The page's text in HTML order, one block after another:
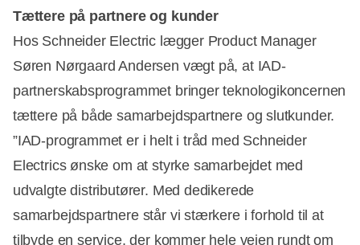
Tættere på partnere og kunder
Hos Schneider Electric lægger Product Manager
Søren Nørgaard Andersen vægt på, at IAD-
partnerskabsprogrammet bringer teknologikoncernen
tættere på både samarbejdspartnere og slutkunder.
”IAD-programmet er i helt i tråd med Schneider
Electrics ønske om at styrke samarbejdet med
udvalgte distributører. Med dedikerede
samarbejdspartnere står vi stærkere i forhold til at
tilbyde en service, der kommer hele vejen rundt om